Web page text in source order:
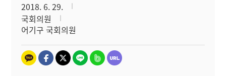
2018. 6. 29.
국회의원
어기구 국회의원